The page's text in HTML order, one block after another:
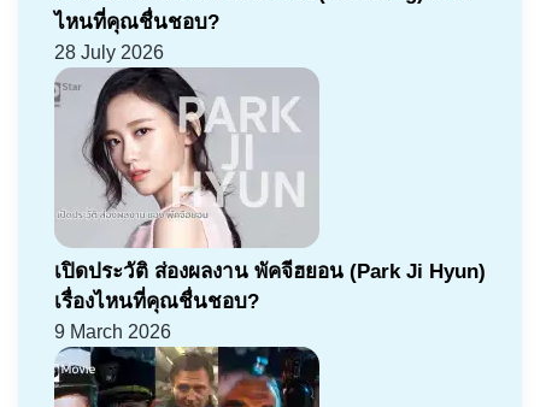
ไหนที่คุณชื่นชอบ?
28 July 2026
เปิดประวัติ ส่องผลงาน พัคจีฮยอน (Park Ji Hyun)
เรื่องไหนที่คุณชื่นชอบ?
9 March 2026